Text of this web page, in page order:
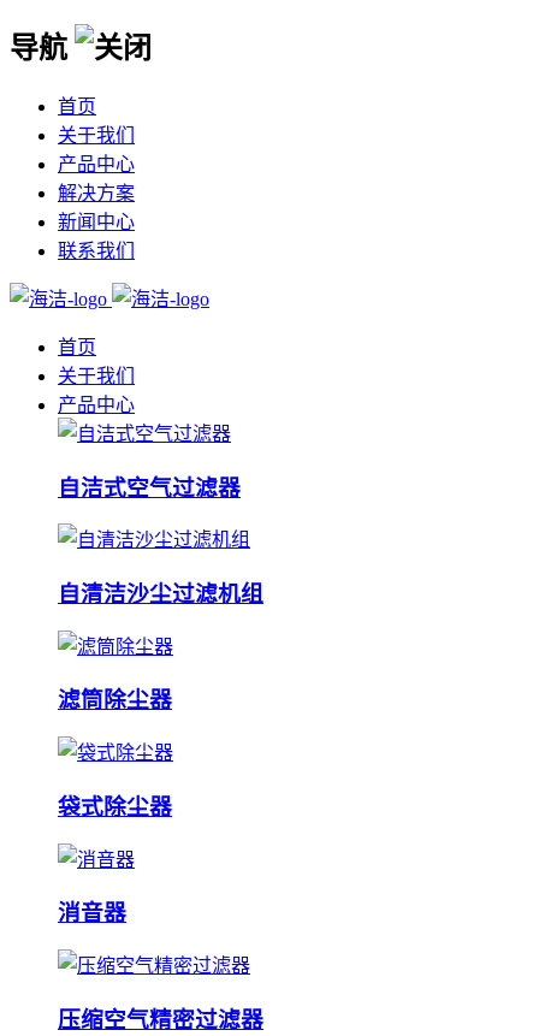
导航
首页
关于我们
产品中心
解决方案
新闻中心
联系我们
首页
关于我们
产品中心
自洁式空气过滤器
自清洁沙尘过滤机组
滤筒除尘器
袋式除尘器
消音器
压缩空气精密过滤器